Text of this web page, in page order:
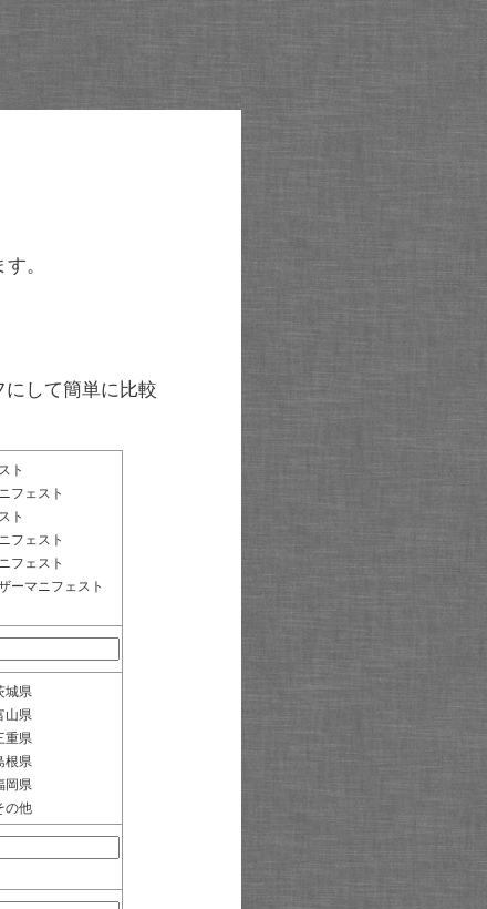
。
して簡単に比較
ト
フェスト
ト
フェスト
フェスト
ーマニフェスト
城県
山県
重県
根県
岡県
の他